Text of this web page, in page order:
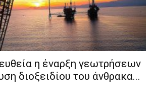
η έναρξη γεωτρήσεων
διοξειδίου του άνθρακα...